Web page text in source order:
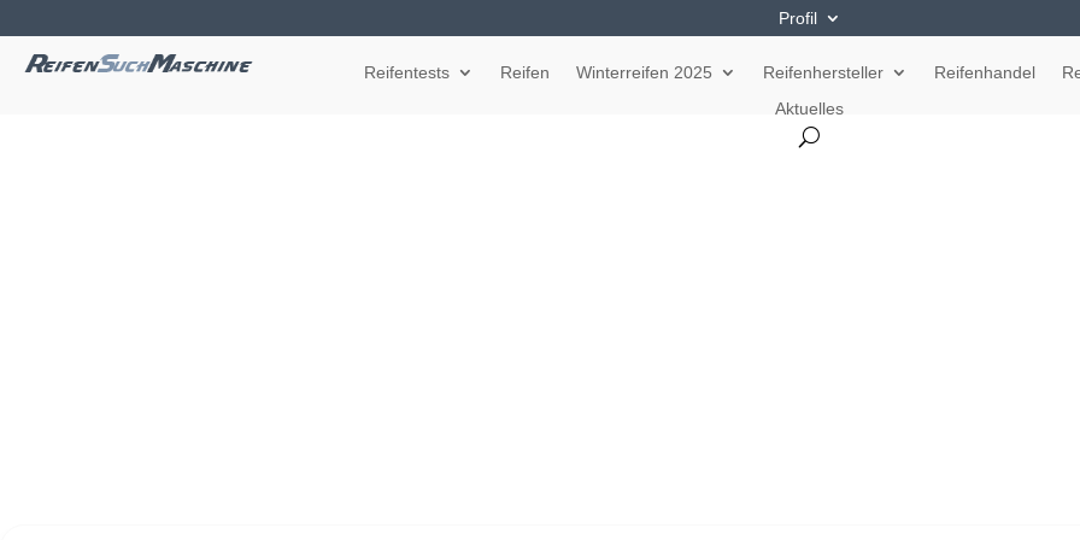
Profil
Reifentests Reifen Winterreifen 2025 Reifenhersteller Reifenhandel
Aktuelles